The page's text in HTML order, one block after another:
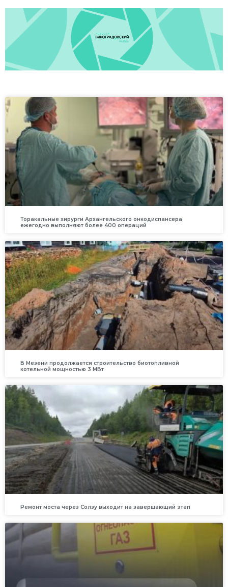
Торакальные хирурги Архангельского онкодиспансера
ежегодно выполняют более 400 операций
В Мезени продолжается строительство биотопливной
котельной мощностью 3 МВт
Ремонт моста через Солзу выходит на завершающий этап